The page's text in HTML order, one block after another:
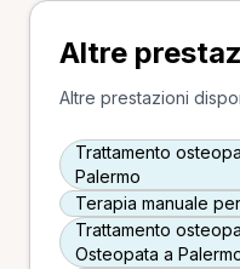
Altre
Altre prestazioni
Trattamento
Palermo
Terapia manuale
Trattamento
Osteopata a